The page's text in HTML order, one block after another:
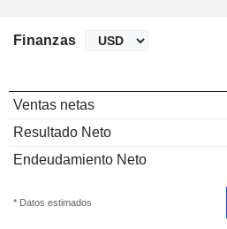
Finanzas
Ventas netas
Resultado Neto
Endeudamiento Neto
* Datos estimados